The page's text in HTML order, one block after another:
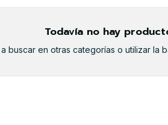
Todavía no hay
buscar en otras categorías o utilizar la